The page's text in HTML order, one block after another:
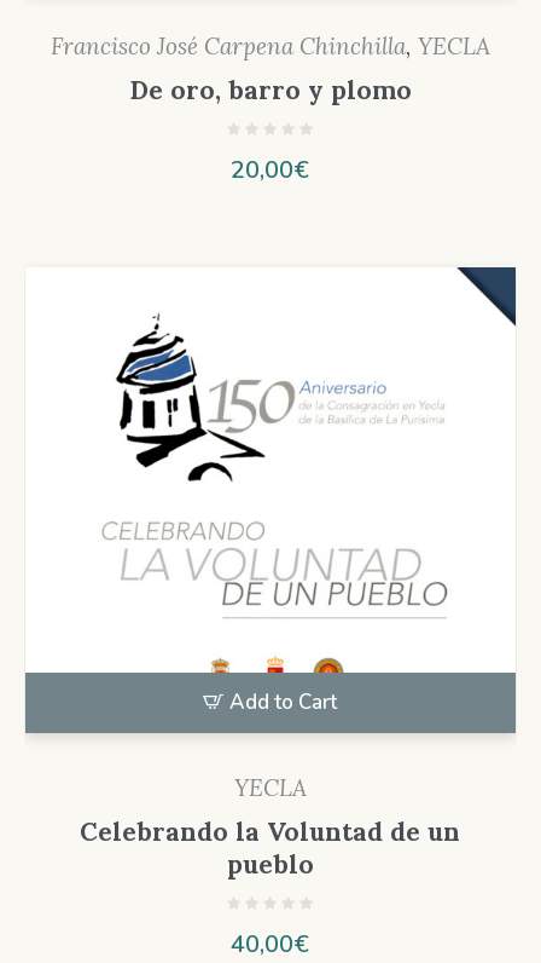
Francisco José Carpena Chinchilla, YECLA
De oro, barro y plomo
20,00€
Add to Cart
YECLA
Celebrando la Voluntad de un
pueblo
40,00€